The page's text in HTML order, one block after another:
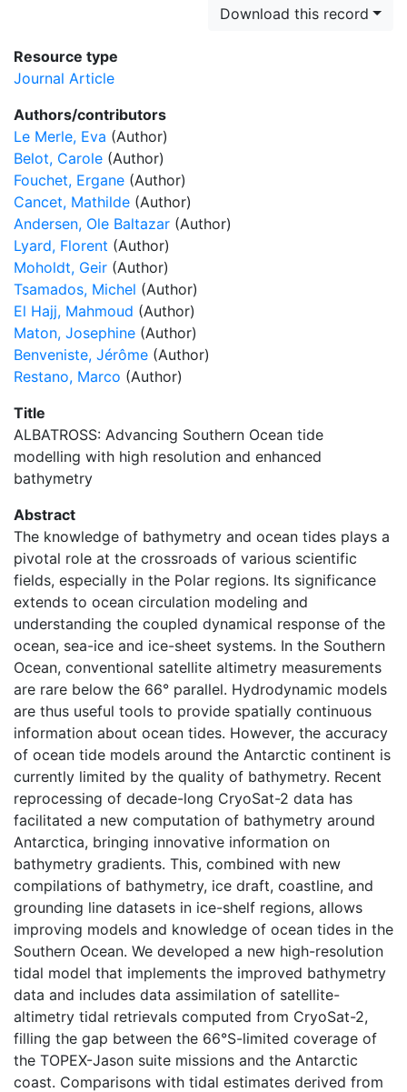
Download this record
Resource type
Journal Article
Authors/contributors
Le Merle, Eva (Author)
Belot, Carole (Author)
Fouchet, Ergane (Author)
Cancet, Mathilde (Author)
Andersen, Ole Baltazar (Author)
Lyard, Florent (Author)
Moholdt, Geir (Author)
Tsamados, Michel (Author)
El Hajj, Mahmoud (Author)
Maton, Josephine (Author)
Benveniste, Jérôme (Author)
Restano, Marco (Author)
Title
ALBATROSS: Advancing Southern Ocean tide
modelling with high resolution and enhanced
bathymetry
Abstract
The knowledge of bathymetry and ocean tides plays a
pivotal role at the crossroads of various scientific
fields, especially in the Polar regions. Its significance
extends to ocean circulation modeling and
understanding the coupled dynamical response of the
ocean, sea-ice and ice-sheet systems. In the Southern
Ocean, conventional satellite altimetry measurements
are rare below the 66° parallel. Hydrodynamic models
are thus useful tools to provide spatially continuous
information about ocean tides. However, the accuracy
of ocean tide models around the Antarctic continent is
currently limited by the quality of bathymetry. Recent
reprocessing of decade-long CryoSat-2 data has
facilitated a new computation of bathymetry around
Antarctica, bringing innovative information on
bathymetry gradients. This, combined with new
compilations of bathymetry, ice draft, coastline, and
grounding line datasets in ice-shelf regions, allows
improving models and knowledge of ocean tides in the
Southern Ocean. We developed a new high-resolution
tidal model that implements the improved bathymetry
data and includes data assimilation of satellite-
altimetry tidal retrievals computed from CryoSat-2,
filling the gap between the 66°S-limited coverage of
the TOPEX-Jason suite missions and the Antarctic
coast. Comparisons with tidal estimates derived from